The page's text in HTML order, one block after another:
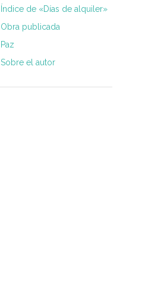
Índice de «Días de alquiler»
Obra publicada
Paz
Sobre el autor